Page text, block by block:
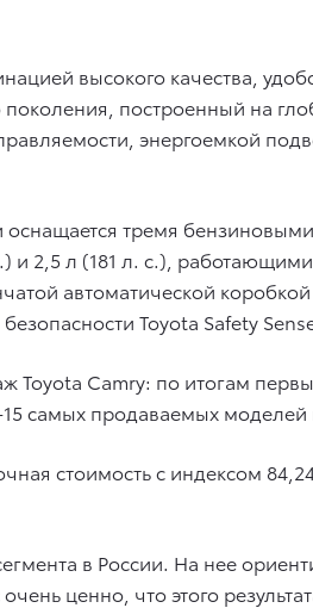
высокого качества,
построенный на
энергоемкой
оснащается тремя
2,5 л (181 л. с.),
автоматической
Toyota Safety
Camry: по итогам
самых продаваемых моделей
стоимость с индексом
в России. На нее
ценно, что этого